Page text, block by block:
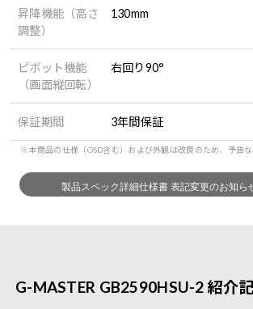
昇降機能（高さ
調整）
130mm
ピボット機能
（画面縦回転）
右回り90°
保証期間 3年間保証
G-MASTER GB2590HSU-2 紹介